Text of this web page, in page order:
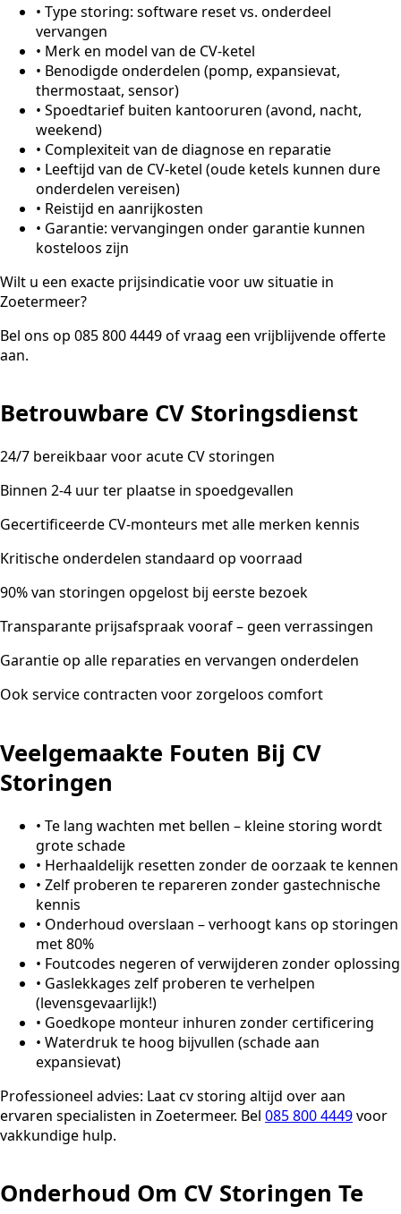
• Type storing: software reset vs. onderdeel
vervangen
• Merk en model van de CV-ketel
• Benodigde onderdelen (pomp, expansievat,
thermostaat, sensor)
• Spoedtarief buiten kantooruren (avond, nacht,
weekend)
• Complexiteit van de diagnose en reparatie
• Leeftijd van de CV-ketel (oude ketels kunnen dure
onderdelen vereisen)
• Reistijd en aanrijkosten
• Garantie: vervangingen onder garantie kunnen
kosteloos zijn
Wilt u een exacte prijsindicatie voor uw situatie in
Zoetermeer?
Bel ons op 085 800 4449 of vraag een vrijblijvende offerte
aan.
Betrouwbare CV Storingsdienst
24/7 bereikbaar voor acute CV storingen
Binnen 2-4 uur ter plaatse in spoedgevallen
Gecertificeerde CV-monteurs met alle merken kennis
Kritische onderdelen standaard op voorraad
90% van storingen opgelost bij eerste bezoek
Transparante prijsafspraak vooraf – geen verrassingen
Garantie op alle reparaties en vervangen onderdelen
Ook service contracten voor zorgeloos comfort
Veelgemaakte Fouten Bij CV
Storingen
• Te lang wachten met bellen – kleine storing wordt
grote schade
• Herhaaldelijk resetten zonder de oorzaak te kennen
• Zelf proberen te repareren zonder gastechnische
kennis
• Onderhoud overslaan – verhoogt kans op storingen
met 80%
• Foutcodes negeren of verwijderen zonder oplossing
• Gaslekkages zelf proberen te verhelpen
(levensgevaarlijk!)
• Goedkope monteur inhuren zonder certificering
• Waterdruk te hoog bijvullen (schade aan
expansievat)
Professioneel advies: Laat cv storing altijd over aan
ervaren specialisten in Zoetermeer. Bel 085 800 4449voor
vakkundige hulp.
Onderhoud Om CV Storingen Te